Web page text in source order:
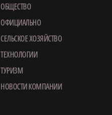
ОБЩЕСТВО
ОФИЦИАЛЬНО
СЕЛЬСКОЕ ХОЗЯЙСТВО
ТЕХНОЛОГИИ
ТУРИЗМ
НОВОСТИ КОМПАНИИ